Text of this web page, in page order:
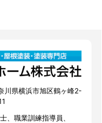
川県横浜市旭区鶴ヶ峰2-
、職業訓練指導員、